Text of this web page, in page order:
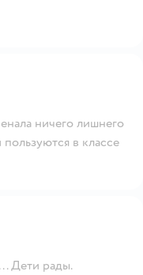
ничего лишнего
в классе
Дети рады.